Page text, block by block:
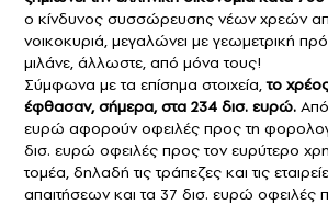
ο κίνδυνος συσσώρευσης νέων χρεών
νοικοκυριά, μεγαλώνει με γεωμετρική
μιλάνε, άλλωστε, από μόνα τους!
Σύμφωνα με τα επίσημα στοιχεία,το
έφθασαν, σήμερα, στα 234 δισ. ευρώ.
ευρώ αφορούν οφειλές προς τη
δισ. ευρώ οφειλές προς τον ευρύτερο
τομέα, δηλαδή τις τράπεζες και τις
απαιτήσεων και τα 37 δισ. ευρώ οφειλές